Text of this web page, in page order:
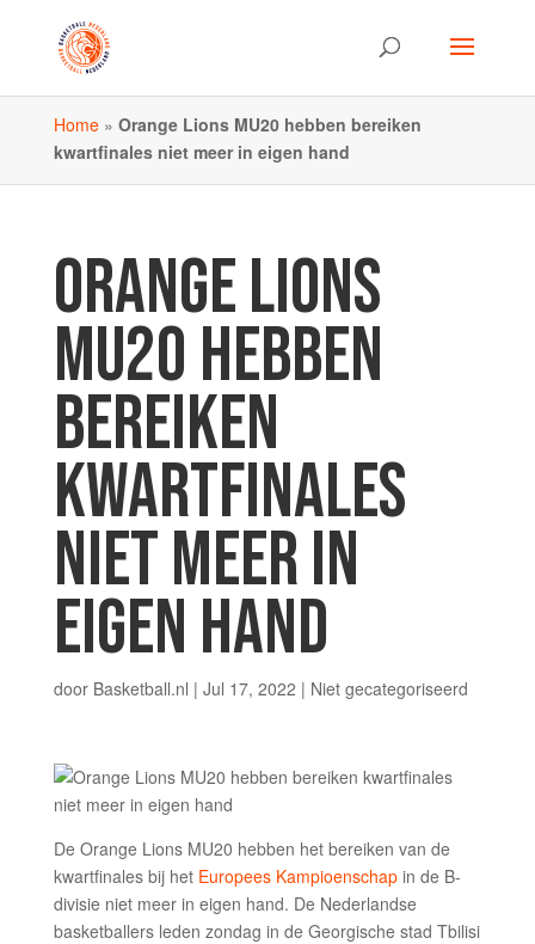
Home» Orange Lions MU20 hebben bereiken
kwartfinales niet meer in eigen hand
ORANGE LIONS
MU20 HEBBEN
BEREIKEN
KWARTFINALES
NIET MEER IN
EIGEN HAND
door Basketball.nl | Jul 17, 2022 | Niet gecategoriseerd
De Orange Lions MU20 hebben het bereiken van de
kwartfinales bij het Europees Kampioenschapin de B-
divisie niet meer in eigen hand. De Nederlandse
basketballers leden zondag in de Georgische stad Tbilisi